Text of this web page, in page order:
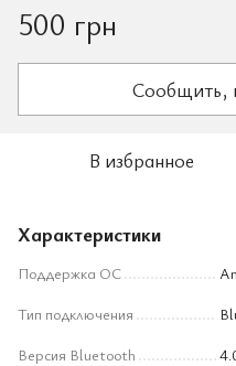
500 грн
Сообщить,
В избранное
Характеристики
Поддержка ОС
Тип подключения
Версия Bluetooth